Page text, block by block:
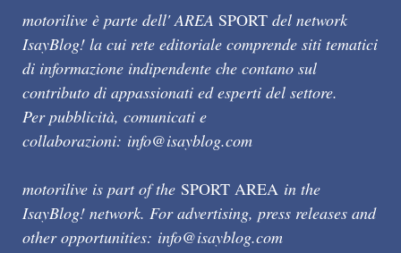
motorilive è parte dell' AREA SPORT del network
IsayBlog! la cui rete editoriale comprende siti tematici
di informazione indipendente che contano sul
contributo di appassionati ed esperti del settore.
Per pubblicità, comunicati e
collaborazioni: info@isayblog.com
motorilive is part of the SPORT AREA in the
IsayBlog! network. For advertising, press releases and
other opportunities: info@isayblog.com